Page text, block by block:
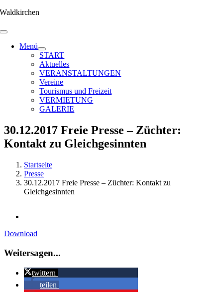
Zum
springen
Waldkirchen
Menü
START
Aktuelles
VERANSTALTUNGEN
Vereine
Tourismus und Freizeit
VERMIETUNG
GALERIE
30.12.2017 Freie Presse – Züchter:
Kontakt zu Gleichgesinnten
Startseite
Presse
30.12.2017 Freie Presse – Züchter: Kontakt zu
Gleichgesinnten
Bild
Download
Weitersagen...
twittern
teilen